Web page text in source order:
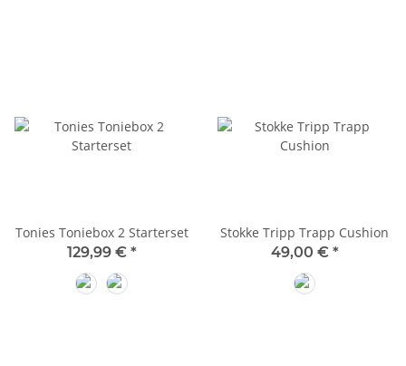
Tonies Toniebox 2 Starterset
129,99 € *
Stokke Tripp Trapp Cushion
49,00 € *